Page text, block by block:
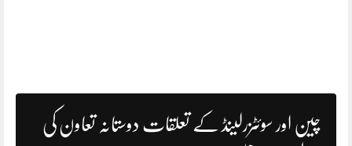
چین اور سوئٹزرلینڈ کے تعلقات دوستانہ تعاون کی